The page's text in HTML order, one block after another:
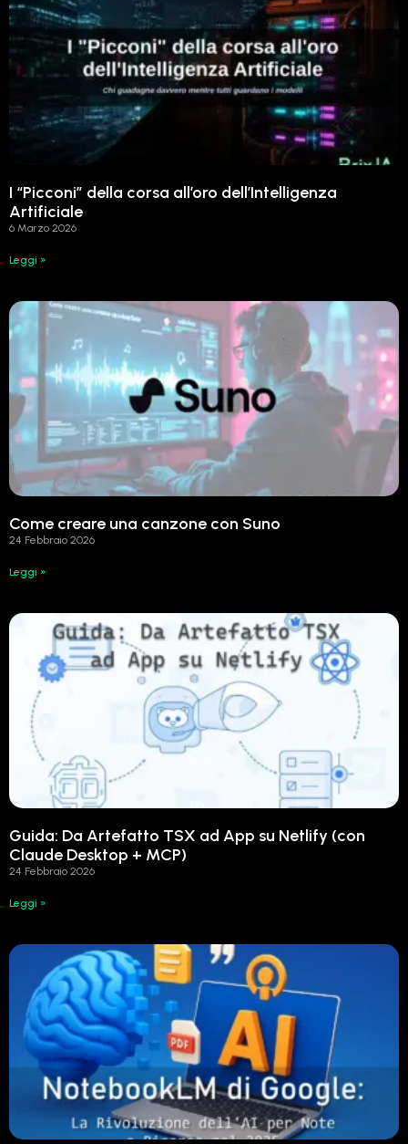
I “Picconi” della corsa all’oro dell’Intelligenza
Artificiale
6 Marzo 2026
Leggi »
Come creare una canzone con Suno
24 Febbraio 2026
Leggi »
Guida: Da Artefatto TSX ad App su Netlify (con
Claude Desktop + MCP)
24 Febbraio 2026
Leggi »